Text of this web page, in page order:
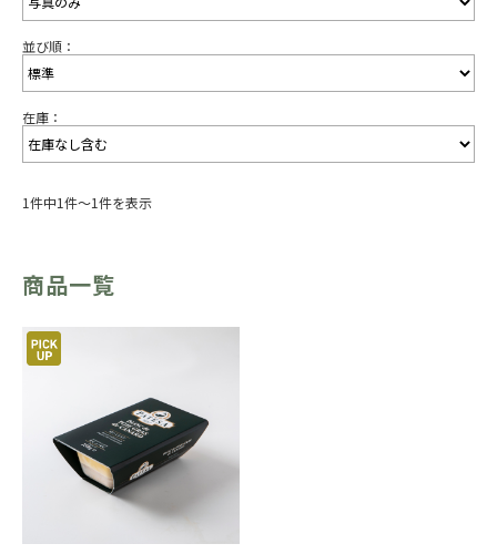
並び順：
在庫：
1件中1件～1件を表示
商品一覧